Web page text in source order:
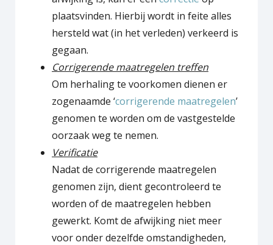
plaatsvinden. Hierbij wordt in feite alles
hersteld wat (in het verleden) verkeerd is
gegaan.
Corrigerende maatregelen treffen
Om herhaling te voorkomen dienen er
zogenaamde ‘corrigerende maatregelen’
genomen te worden om de vastgestelde
oorzaak weg te nemen.
Verificatie
Nadat de corrigerende maatregelen
genomen zijn, dient gecontroleerd te
worden of de maatregelen hebben
gewerkt. Komt de afwijking niet meer
voor onder dezelfde omstandigheden,